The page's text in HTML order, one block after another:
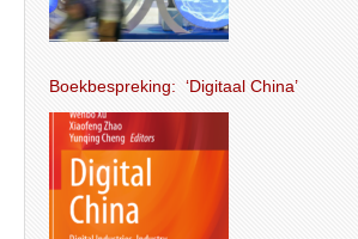
Boekbespreking: ‘Digitaal China’